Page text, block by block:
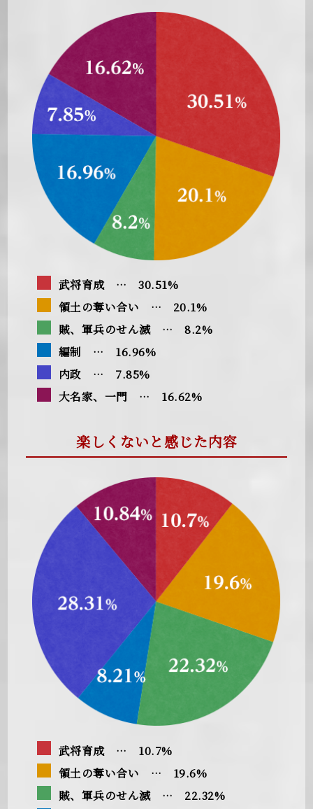
武将育成 … 30.51%
領土の奪い合い … 20.1%
賊、軍兵のせん滅 … 8.2%
編制 … 16.96%
内政 … 7.85%
大名家、一門 … 16.62%
楽しくないと感じた内容
武将育成 … 10.7%
領土の奪い合い … 19.6%
賊、軍兵のせん滅 … 22.32%